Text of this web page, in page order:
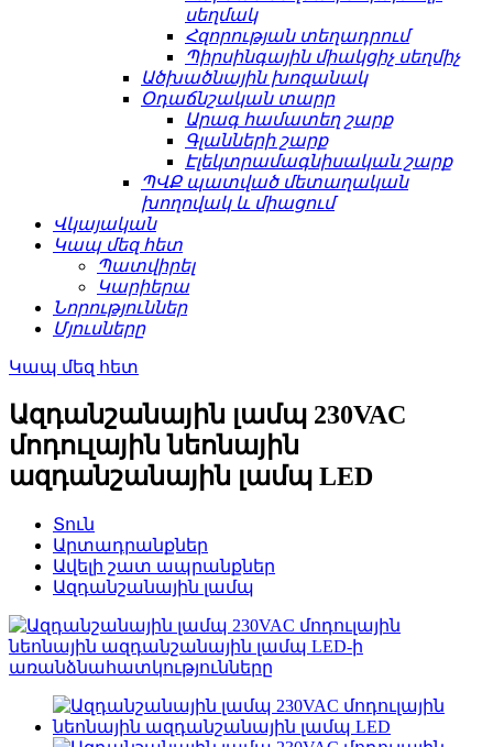
սեղմակ
Հզորության տեղադրում
Պիրսինգային միակցիչ սեղմիչ
Ածխածնային խոզանակ
Օդաճնշական տարր
Արագ համատեղ շարք
Գլանների շարք
Էլեկտրամագնիսական շարք
ՊՎՔ պատված մետաղական
խողովակ և միացում
Վկայական
Կապ մեզ հետ
Պատվիրել
Կարիերա
Նորություններ
Մյուսները
Կապ մեզ հետ
Ազդանշանային լամպ 230VAC
մոդուլային նեոնային
ազդանշանային լամպ LED
Տուն
Արտադրանքներ
Ավելի շատ ապրանքներ
Ազդանշանային լամպ